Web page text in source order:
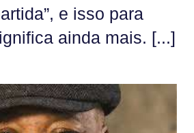
e isso para
ainda mais. [...]